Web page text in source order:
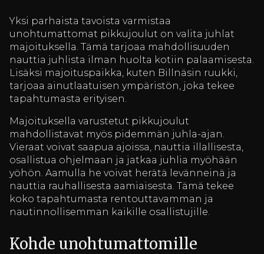
Yksi parhaista tavoista varmistaa
unohtumattomat pikkujoulut on valita juhlat
majoituksella. Tämä tarjoaa mahdollisuuden
nauttia juhlista ilman huolta kotiin palaamisesta.
Lisäksi majoituspaikka, kuten Billnäsin ruukki,
tarjoaa ainutlaatuisen ympäristön, joka tekee
tapahtumasta erityisen.
Majoituksella varustetut pikkujoulut
mahdollistavat myös pidemmän juhla-ajan.
Vieraat voivat saapua ajoissa, nauttia illallisesta,
osallistua ohjelmaan ja jatkaa juhlia myöhään
yöhön. Aamulla he voivat herätä levänneinä ja
nauttia rauhallisesta aamiaisesta. Tämä tekee
koko tapahtumasta rentouttavamman ja
nautinnollisemman kaikille osallistujille.
Kohde unohtumattomille